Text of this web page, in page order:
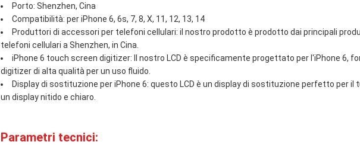
Porto: Shenzhen, Cina
Compatibilità: per iPhone 6, 6s, 7, 8, X, 11, 12, 13, 14
Produttori di accessori per telefoni cellulari: il nostro prodotto è prodotto dai principali
telefoni cellulari a Shenzhen, in Cina.
iPhone 6 touch screen digitizer: Il nostro LCD è specificamente progettato per l'iPhone 6,
digitizer di alta qualità per un uso fluido.
Display di sostituzione per iPhone 6: questo LCD è un display di sostituzione perfetto per il
un display nitido e chiaro.
Parametri tecnici: